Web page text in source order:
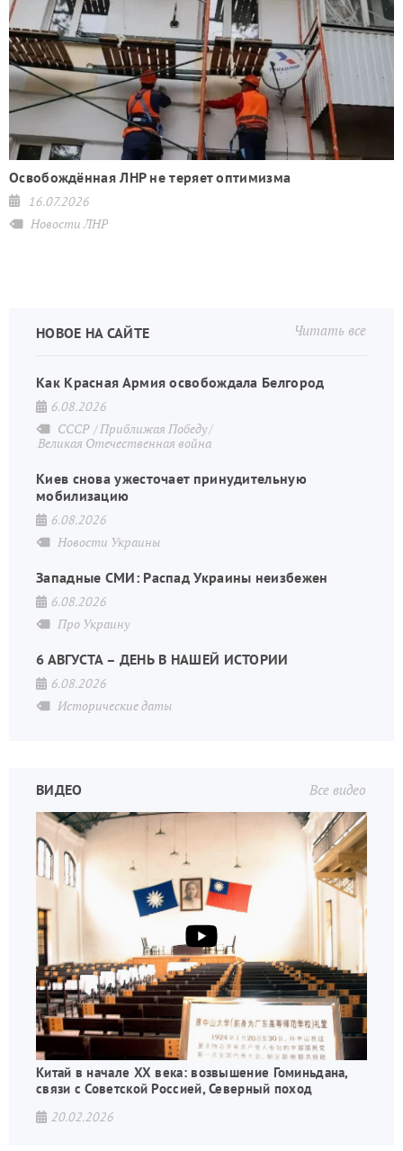
Освобождённая ЛНР не теряет оптимизма
16.07.2026
Новости ЛНР
Читать все
НОВОЕ НА САЙТЕ
Как Красная Армия освобождала Белгород
6.08.2026
СССР Приближая Победу
Великая Отечественная война
Киев снова ужесточает принудительную
мобилизацию
6.08.2026
Новости Украины
Западные СМИ: Распад Украины неизбежен
6.08.2026
Про Украину
6 АВГУСТА – ДЕНЬ В НАШЕЙ ИСТОРИИ
6.08.2026
Исторические даты
Все видео
ВИДЕО
Китай в начале XX века: возвышение Гоминьдана,
связи с Советской Россией, Северный поход
20.02.2026